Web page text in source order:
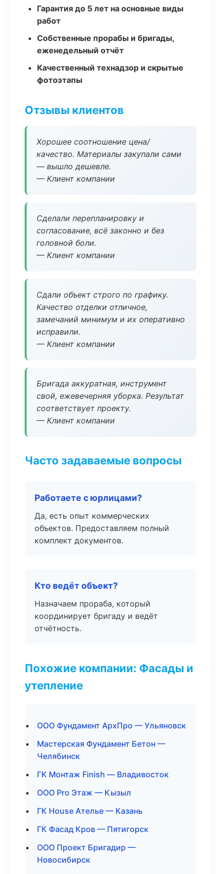
Гарантия до 5 лет на основные виды
работ
Собственные прорабы и бригады,
еженедельный отчёт
Качественный технадзор и скрытые
фотоэтапы
Отзывы клиентов
Хорошее соотношение цена/
качество. Материалы закупали сами
— вышло дешевле.
— Клиент компании
Сделали перепланировку и
согласование, всё законно и без
головной боли.
— Клиент компании
Сдали объект строго по графику.
Качество отделки отличное,
замечаний минимум и их оперативно
исправили.
— Клиент компании
Бригада аккуратная, инструмент
свой, ежевечерняя уборка. Результат
соответствует проекту.
— Клиент компании
Часто задаваемые вопросы
Работаете с юрлицами?
Да, есть опыт коммерческих
объектов. Предоставляем полный
комплект документов.
Кто ведёт объект?
Назначаем прораба, который
координирует бригаду и ведёт
отчётность.
Похожие компании: Фасады и
утепление
ООО Фундамент АрхПро — Ульяновск
Мастерская Фундамент Бетон —
Челябинск
ГК Монтаж Finish — Владивосток
ООО Pro Этаж — Кызыл
ГК House Ателье — Казань
ГК Фасад Кров — Пятигорск
ООО Проект Бригадир —
Новосибирск